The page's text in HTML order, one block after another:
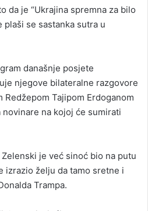
da je “Ukrajina spremna za bilo
se sastanka sutra u
današnje posjete
njegove bilateralne razgovore
Tajipom Erdoganom
na kojoj će sumirati
je već sinoć bio na putu
izrazio želju da tamo sretne i
Trampa.